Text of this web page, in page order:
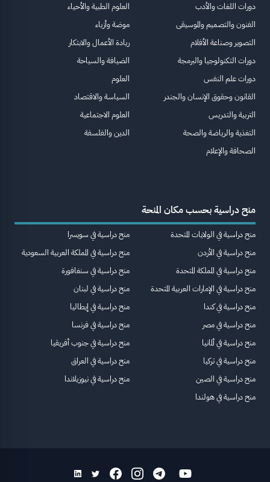
دورات اللغات والأدب
الفنون والتصميم والموسيقى
التصوير وصناعة الأفلام
دورات التكنولوجيا والبرمجة
دورات علم النفس
القانون وحقوق الإنسان والجندر
التربية والتدريس
التغذية والرياضة والصحة
الصحافة والإعلام
العلوم الطبية والأحياء
موضة وأزياء
ريادة الأعمال والابتكار
الضيافة والسياحة
العلوم
السياسة والاقتصاد
العلوم الاجتماعية
الدين والفلسفة
منح دراسية بحسب مكان المنحة
منح دراسية في الولايات المتحدة
منح دراسية في الأردن
منح دراسية في المملكة المتحدة
منح دراسية في الإمارات العربية المتحدة
منح دراسية في كندا
منح دراسية في مصر
منح دراسية في ألمانيا
منح دراسية في تركيا
منح دراسية في الصين
منح دراسية في هولندا
منح دراسية في سويسرا
منح دراسية في المملكة العربية السعودية
منح دراسية في سنغافورة
منح دراسية في لبنان
منح دراسية في إيطاليا
منح دراسية في فرنسا
منح دراسية في جنوب أفريقيا
منح دراسية في العراق
منح دراسية في نيوزيلاندا